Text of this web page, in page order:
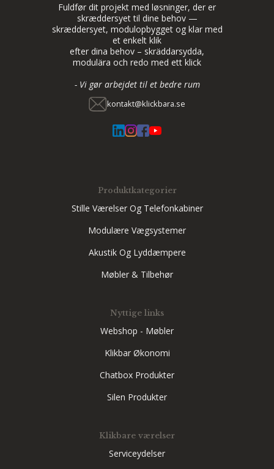
Fuldfør dit projekt med løsninger, der er
skræddersyet til dine behov —
skræddersyet, modulopbygget og klar med
et enkelt klik
efter dina behov – skräddarsydda,
modulära och redo med ett klick
- Vi gør arbejdet til et bedre rum
kontakt@klickbara.se
Produktkategorier
Stille Værelser Og Telefonkabiner
Modulære Vægsystemer
Akustik Og Lyddæmpere
Møbler & Tilbehør
Nyttige links
Webshop - Møbler
Klikbar Økonomi
Chatbox Produkter
Silen Produkter
Klikbare værelser
Serviceydelser